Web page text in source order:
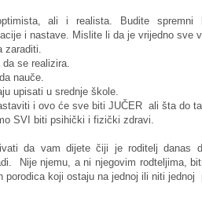
ali i realista. Budite spremni
i nastave. Mislite li da je vrijedno sve
zaraditi.
da se realizira.
nauče.
upisati u srednje škole.
i ovo će sve biti JUČER ali šta do
SVI biti psihički i fizički zdravi.
da vam dijete čiji je roditelj danas
Nije njemu, a ni njegovim rodteljima,
koji ostaju na jednoj ili niti jednoj